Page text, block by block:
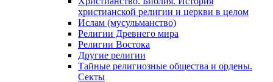
христианской религии и церкви в целом
Ислам (мусульманство)
Религии Древнего мира
Религии Востока
Другие религии
Тайные религиозные общества и ордены.
Секты